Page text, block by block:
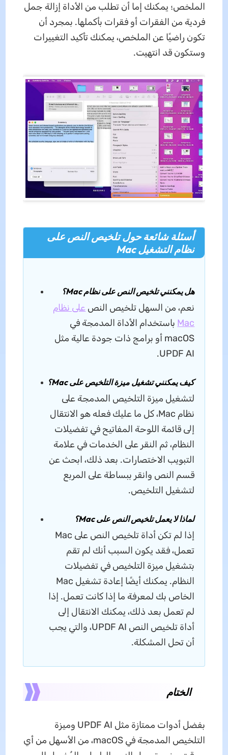
الملخص؛ يمكنك إما أن تطلب من الأداة إزالة جمل
فردية من الفقرات أو فقرات بأكملها. بمجرد أن
تكون راضيًا عن الملخص، يمكنك تأكيد التغييرات
وستكون قد انتهيت.
أسئلة شائعة حول تلخيص النص على
نظام التشغيل Mac
هل يمكنني تلخيص النص على نظام Mac؟
نعم، من السهل تلخيص النص على نظام
Mac باستخدام الأداة المدمجة في
macOS أو برامج ذات جودة عالية مثل
UPDF AI.
كيف يمكنني تشغيل ميزة التلخيص على Mac؟
لتشغيل ميزة التلخيص المدمجة على
نظام Mac، كل ما عليك فعله هو الانتقال
إلى قائمة اللوحة المفاتيح في تفضيلات
النظام، ثم النقر على الخدمات في علامة
التبويب الاختصارات. بعد ذلك، ابحث عن
قسم النص وانقر ببساطة على المربع
لتشغيل التلخيص.
لماذا لا يعمل تلخيص النص على Mac؟
إذا لم تكن أداة تلخيص النص على Mac
تعمل، فقد يكون السبب أنك لم تقم
بتشغيل ميزة التلخيص في تفضيلات
النظام. يمكنك أيضًا إعادة تشغيل Mac
الخاص بك لمعرفة ما إذا كانت تعمل. إذا
لم تعمل بعد ذلك، يمكنك الانتقال إلى
أداة تلخيص النص UPDF AI، والتي يجب
أن تحل المشكلة.
الختام
بفضل أدوات ممتازة مثل UPDF AI وميزة
التلخيص المدمجة في macOS، من الأسهل من أي